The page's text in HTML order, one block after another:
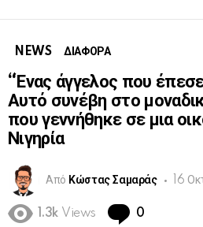
NEWS ΔΙΑΦΟΡΑ
“Ένας άγγελος που
Αυτό συνέβη στο
που γεννήθηκε σε μια
Νιγηρία
Από Κώστας Σαμαράς 16
1.3k Views 0